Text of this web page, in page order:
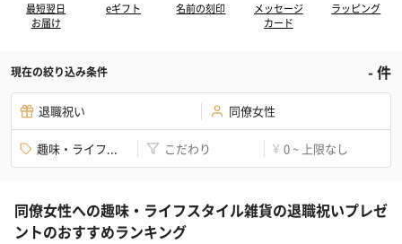
最短翌日
お届け
eギフト 名前の刻印
メッセージ
カード
ラッピング
現在の絞り込み条件 -件
退職祝い 同僚女性
趣味・ライフ... こだわり ¥ 0 ~ 上限なし
同僚女性への趣味・ライフスタイル雑貨の退職祝いプレゼ
ントのおすすめランキング